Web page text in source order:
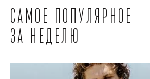
Самое популярное
за неделю